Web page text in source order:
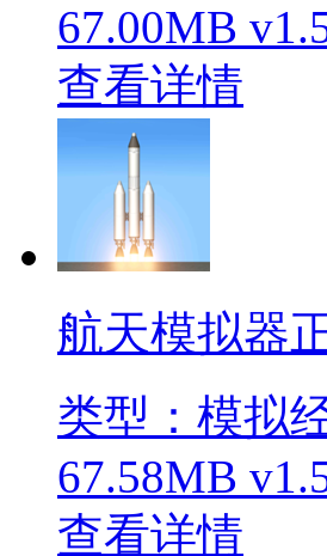
67.00MB
查看详情
航天模拟器
类型：模拟
67.58MB
查看详情